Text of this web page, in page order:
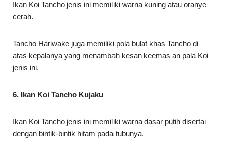
Ikan Koi Tancho jenis ini memiliki warna kuning atau oranye
cerah.
Tancho Hariwake juga memiliki pola bulat khas Tancho di
atas kepalanya yang menambah kesan keemas an pala Koi
jenis ini.
6. Ikan Koi Tancho Kujaku
Ikan Koi Tancho jenis ini memiliki warna dasar putih disertai
dengan bintik-bintik hitam pada tubunya.